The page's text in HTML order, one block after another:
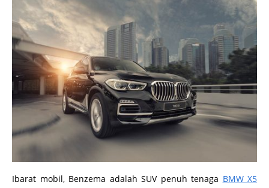
Ibarat mobil, Benzema adalah SUV penuh tenaga BMW X5